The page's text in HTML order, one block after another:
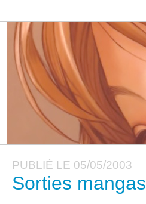
PUBLIÉ LE 05/05/2003
Sorties mangas